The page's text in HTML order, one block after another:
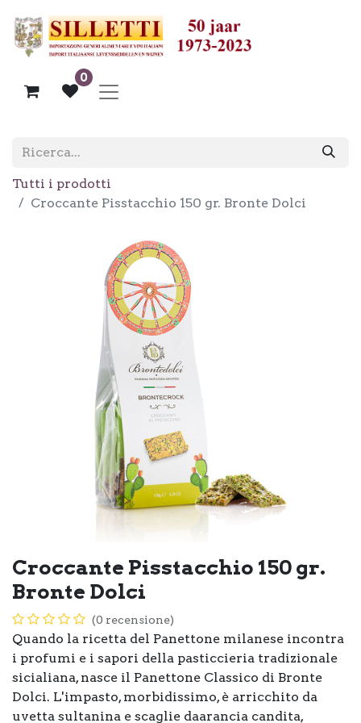
0
Tutti i prodotti
Croccante Pisstacchio 150 gr. Bronte Dolci
Croccante Pisstacchio 150 gr.
Bronte Dolci
(0 recensione)
Quando la ricetta del Panettone milanese incontra
i profumi e i sapori della pasticcieria tradizionale
sicialiana, nasce il Panettone Classico di Bronte
Dolci. L'impasto, morbidissimo, è arricchito da
uvetta sultanina e scaglie daarancia candita,